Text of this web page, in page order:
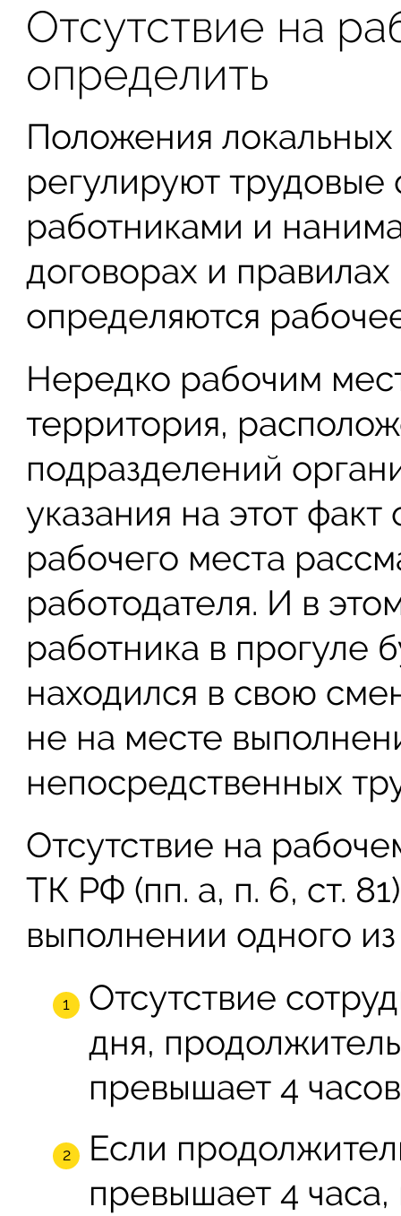
Отсутствие на
определить
Положения
регулируют
работниками и
договорах и
определяются
Нередко рабочим
территория,
подразделений
указания на этот факт
рабочего места
работодателя. И в
работника в прогуле
находился в свою
не на месте
непосредственных
Отсутствие на
ТК РФ (пп. а, п. 6, ст.
выполнении одного
Отсутствие
дня,
превышает 4
Если
превышает 4 часа,